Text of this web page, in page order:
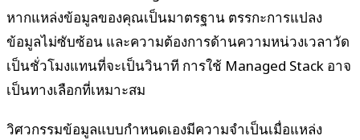
หากแหล่งข้อมูลของคุณเป็นมาตรฐาน ตรรกะการแปลง
ข้อมูลไม่ซับซ้อน และความต้องการด้านความหน่วงเวลาวัด
เป็นชั่วโมงแทนที่จะเป็นวินาที การใช้ Managed Stack อาจ
เป็นทางเลือกที่เหมาะสม
วิศวกรรมข้อมูลแบบกำหนดเองมีความจำเป็นเมื่อแหล่ง